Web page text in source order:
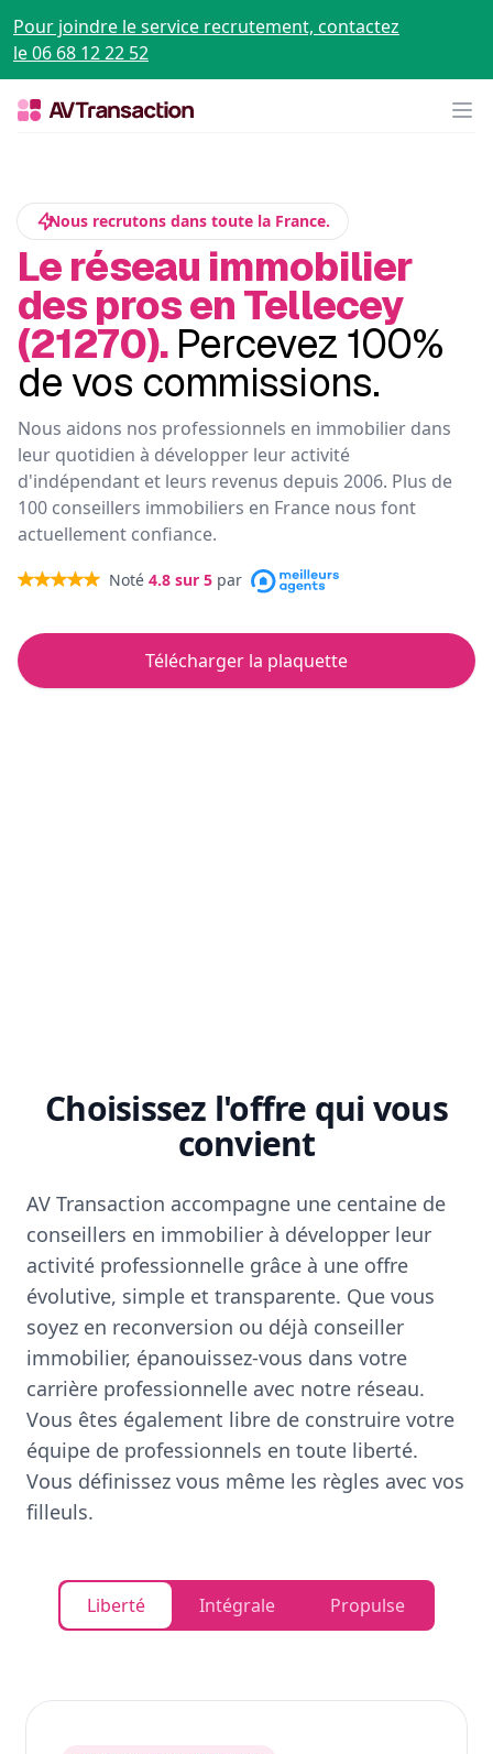
Pour joindre le service recrutement, contactez
le 06 68 12 22 52
Nous recrutons dans toute la France.
Le réseau immobilier
des pros en Tellecey
(21270). Percevez 100%
de vos commissions.
Nous aidons nos professionnels en immobilier dans
leur quotidien à développer leur activité
d'indépendant et leurs revenus depuis 2006. Plus de
100 conseillers immobiliers en France nous font
actuellement confiance.
Noté 4.8 sur 5 par
Télécharger la plaquette
Choisissez l'offre qui vous
convient
AV Transaction accompagne une centaine de
conseillers en immobilier à développer leur
activité professionnelle grâce à une offre
évolutive, simple et transparente. Que vous
soyez en reconversion ou déjà conseiller
immobilier, épanouissez-vous dans votre
carrière professionnelle avec notre réseau.
Vous êtes également libre de construire votre
équipe de professionnels en toute liberté.
Vous définissez vous même les règles avec vos
filleuls.
Liberté Intégrale Propulse